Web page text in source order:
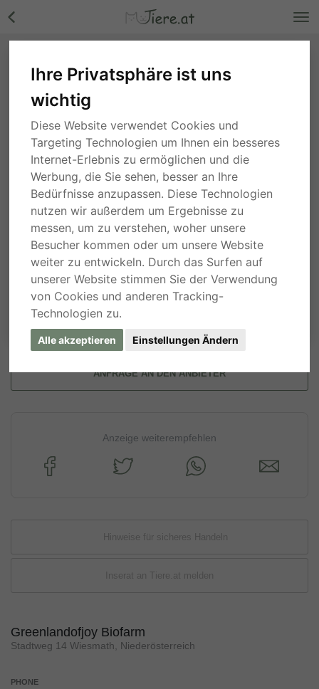
Ihre Privatsphäre ist uns
wichtig
Diese Website verwendet Cookies und
Targeting Technologien um Ihnen ein besseres
Internet-Erlebnis zu ermöglichen und die
Werbung, die Sie sehen, besser an Ihre
Bedürfnisse anzupassen. Diese Technologien
nutzen wir außerdem um Ergebnisse zu
messen, um zu verstehen, woher unsere
Besucher kommen oder um unsere Website
weiter zu entwickeln. Durch das Surfen auf
unserer Website stimmen Sie der Verwendung
von Cookies und anderen Tracking-
Technologien zu.
Alle akzeptieren Einstellungen Ändern
ANFRAGE AN DEN ANBIETER
Anzeige weiterempfehlen
Hinweise für sicheres Handeln
Inserat an Tiere.at melden
Greenlandofjoy Biofarm
Stadtweg 14 Wiesmath, Niederösterreich
PHONE